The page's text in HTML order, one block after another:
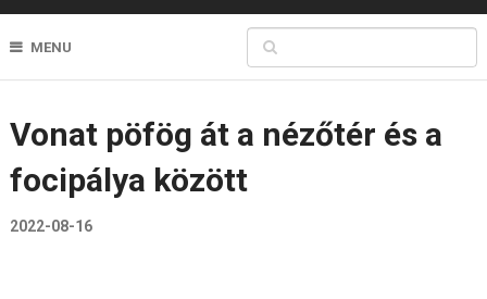
MENU
Vonat pöfög át a nézőtér és a
focipálya között
2022-08-16